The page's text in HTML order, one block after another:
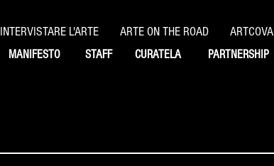
INTERVISTARE L'ARTE ARTE ON THE ROAD ARTCOVA
MANIFESTO STAFF CURATELA PARTNERSHIP